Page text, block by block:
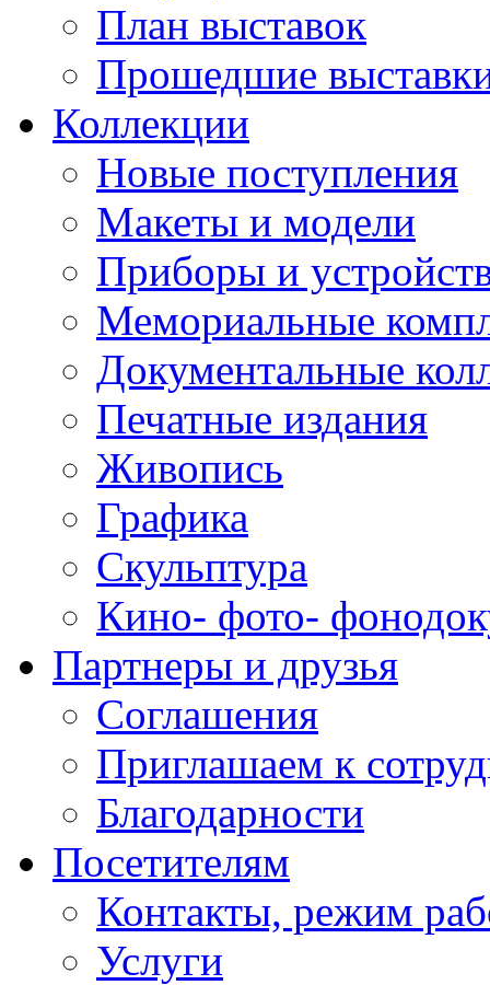
План выставок
Прошедшие
Коллекции
Новые поступления
Макеты и модели
Приборы и
Мемориальные
Документальные
Печатные издания
Живопись
Графика
Скульптура
Кино- фото-
Партнеры и друзья
Соглашения
Приглашаем к
Благодарности
Посетителям
Контакты, режим
Услуги